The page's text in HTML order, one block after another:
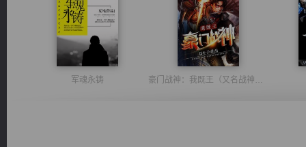
军魂永铸 豪门战神：我既王（又名战神归来不败神婿修罗战神）